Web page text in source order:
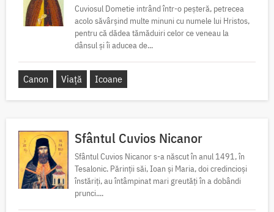
Cuviosul Dometie intrând într-o peșteră, petrecea
acolo săvârșind multe minuni cu numele lui Hristos,
pentru că dădea tămăduiri celor ce veneau la
dânsul și îi aducea de...
Canon Viață Icoane
Sfântul Cuvios Nicanor
Sfântul Cuvios Nicanor s-a născut în anul 1491, în
Tesalonic. Părinții săi, Ioan și Maria, doi credincioși
înstăriți, au întâmpinat mari greutăți în a dobândi
prunci....